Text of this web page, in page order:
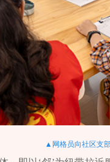
▲网格员向社区支